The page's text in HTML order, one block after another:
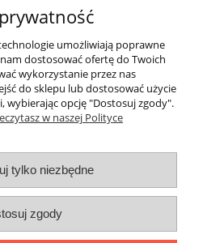
firmie
np. odkurzaczy lub akcesoriów do
tylko i wyłącznie porównawczo -
umożliwiają poprawne
dostosować ofertę do Twoich
wykorzystanie przez nas
do sklepu lub dostosować użycie
wybierając opcję "Dostosuj zgody".
w naszej Polityce
tylko niezbędne
zgody